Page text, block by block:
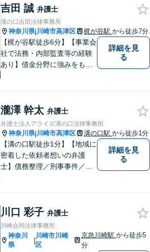
電話、メール関わらず素早い
レスポンスを心がけていま
す。【初回の面談無料】【営
業時間外や土日の相談も可】
吉田 誠 弁護士
溝の口吉田法律事務所
神奈川県|川崎市高津区 梶が谷駅 から徒歩7分
【梶が谷駅徒歩6分】【事業会
社で法務・内部監査等の経験
あり】借金分野に強みをも
作りに尽力しています。【初
回無料相談】【東京・神奈川
エリア】
詳細を見
る
瀧澤 幹太 弁護士
弁護士法人アライズ溝の口法律事務所
神奈川県|川崎市高津区 溝の口駅 から徒歩1分
【溝の口駅徒歩1分】【地域に
密着した依頼者想いの弁護
士】債務整理／刑事事件／離
弁護を進めてまいります。ま
ずはお気軽にご相談くださ
い。
詳細を見
る
川口 彩子 弁護士
川崎合同法律事務所
神奈川
県
|
川崎市川崎
区
京急川崎駅 から徒歩5
分